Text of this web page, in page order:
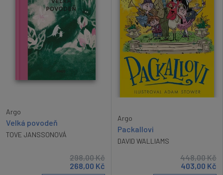
Argo
Velká povodeň
TOVE JANSSONOVÁ
298,00Kč
268,00 Kč
Argo
Packallovi
DAVID WALLIAMS
448,00Kč
403,00 Kč